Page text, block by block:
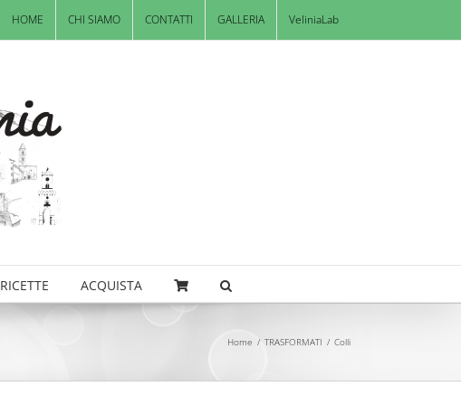
HOME CHI SIAMO CONTATTI GALLERIA VeliniaLab
RICETTE ACQUISTA
Home / TRASFORMATI / Colli